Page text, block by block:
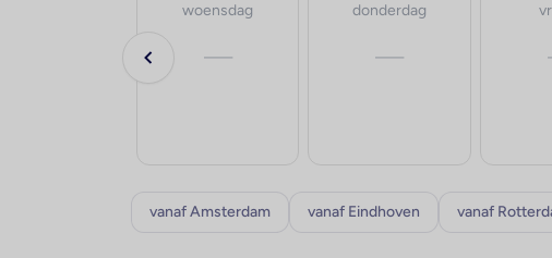
woensdag
—
donderdag
—
vanaf Amsterdam vanaf Eindhoven vanaf